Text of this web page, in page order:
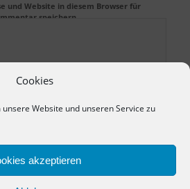
Cookies
Website und unseren Service zu
akzeptieren
und Website in diesem Browser für
speichern.